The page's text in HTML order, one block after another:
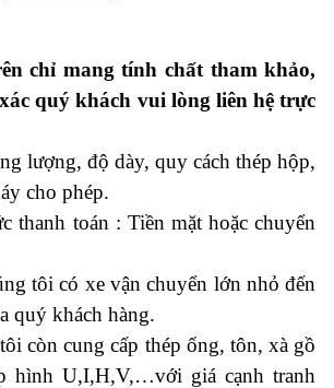
chỉ mang tính chất tham khảo,
quý khách vui lòng liên hệ trực
lượng, độ dày, quy cách thép hộp,
cho phép.
toán : Tiền mặt hoặc chuyển
tôi có xe vận chuyển lớn nhỏ đến
quý khách hàng.
còn cung cấp thép ống, tôn, xà gồ
hình U,I,H,V,…với giá cạnh tranh